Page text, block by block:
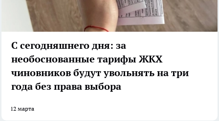
С сегодняшнего дня: за
необоснованные тарифы ЖКХ
чиновников будут увольнять на три
года без права выбора
12 марта